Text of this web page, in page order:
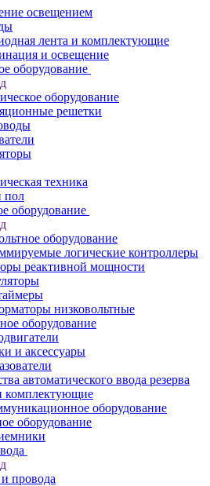
освещением
лента и комплектующие
и освещение
оборудование
оборудование
решетки
техника
пол
оборудование
оборудование
логические контроллеры
реактивной мощности
низковольтные
оборудование
и аксессуары
автоматического ввода резерва
оборудование
оборудование
провода